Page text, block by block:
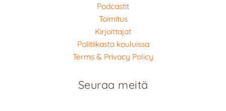
Podcastit
Toimitus
Kirjoittajat
Politiikasta kouluissa
Terms & Privacy Policy
Seuraa meitä